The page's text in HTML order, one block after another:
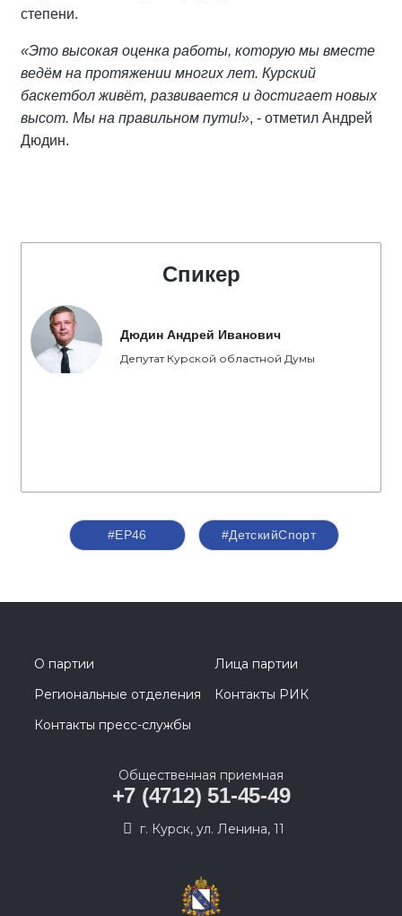
степени.
«Это высокая оценка работы, которую мы вместе
ведём на протяжении многих лет. Курский
баскетбол живёт, развивается и достигает новых
высот. Мы на правильном пути!», - отметил Андрей
Дюдин.
Спикер
Дюдин Андрей Иванович
Депутат Курской областной Думы
#ЕР46 #ДетскийСпорт
О партии
Лица партии
Региональные отделения
Контакты РИК
Контакты пресс-службы
Общественная приемная
+7 (4712) 51-45-49
г. Курск, ул. Ленина, 11